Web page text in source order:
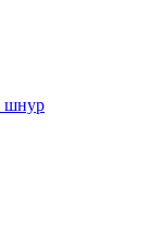
шнур